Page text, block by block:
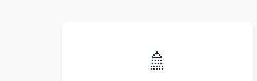
🚿